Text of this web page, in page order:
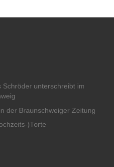
Schröder unterschreibt im
der Braunschweiger Zeitung
)Torte